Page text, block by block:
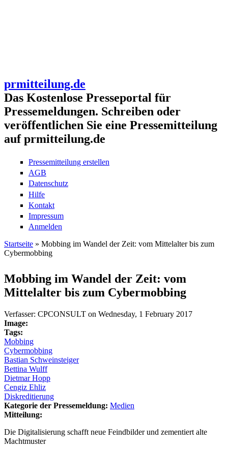
prmitteilung.de
Das Kostenlose Presseportal für
Pressemeldungen. Schreiben oder
veröffentlichen Sie eine Pressemitteilung
auf prmitteilung.de
Pressemitteilung erstellen
AGB
Datenschutz
Hilfe
Kontakt
Impressum
Anmelden
Sie sind hier
Startseite » Mobbing im Wandel der Zeit: vom Mittelalter bis zum
Cybermobbing
Mobbing im Wandel der Zeit: vom
Mittelalter bis zum Cybermobbing
Verfasser: CPCONSULT on Wednesday, 1 February 2017
Image:
Tags:
Mobbing
Cybermobbing
Bastian Schweinsteiger
Bettina Wulff
Dietmar Hopp
Cengiz Ehliz
Diskreditierung
Kategorie der Pressemeldung: Medien
Mitteilung:
Die Digitalisierung schafft neue Feindbilder und zementiert alte
Machtmuster